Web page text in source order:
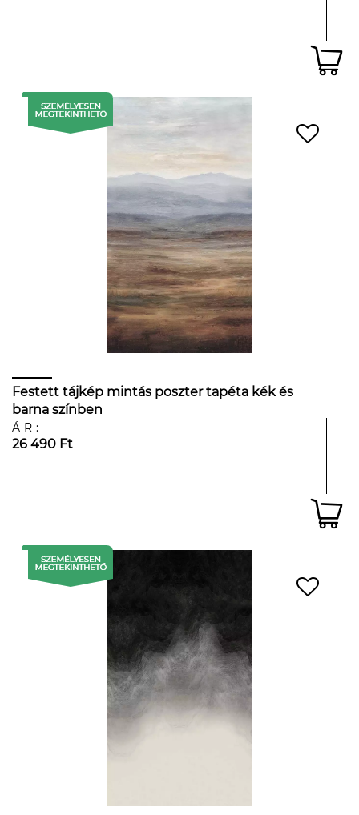
Festett tájkép mintás poszter tapéta kék és
barna színben
ÁR:
26 490 Ft